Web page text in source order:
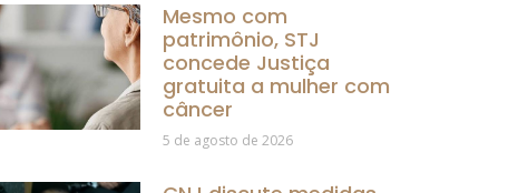
Mesmo com
patrimônio, STJ
concede Justiça
gratuita a mulher com
câncer
5 de agosto de 2026